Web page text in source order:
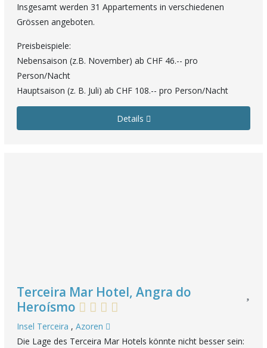
Insgesamt werden 31 Appartements in verschiedenen
Grössen angeboten.
Preisbeispiele:
Nebensaison (z.B. November) ab CHF 46.-- pro
Person/Nacht
Hauptsaison (z. B. Juli) ab CHF 108.-- pro Person/Nacht
Details
Terceira Mar Hotel, Angra do
Heroísmo
Insel Terceira , Azoren
Die Lage des Terceira Mar Hotels könnte nicht besser sein: